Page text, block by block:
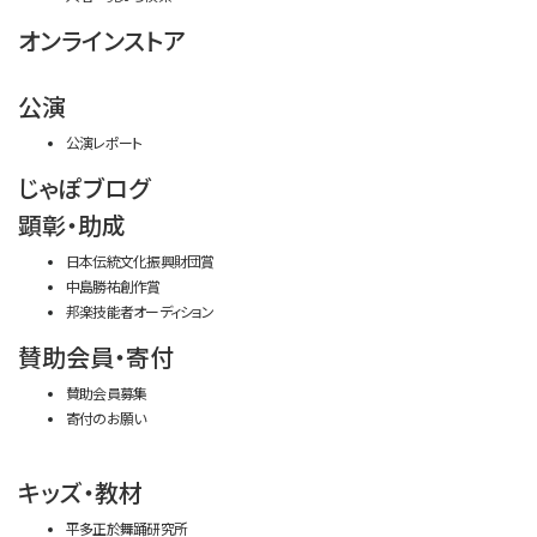
オンラインストア
公演
公演レポート
じゃぽブログ
顕彰・助成
日本伝統文化振興財団賞
中島勝祐創作賞
邦楽技能者オーディション
賛助会員・寄付
賛助会員募集
寄付のお願い
キッズ・教材
平多正於舞踊研究所